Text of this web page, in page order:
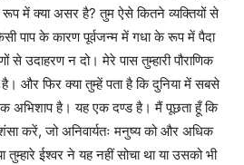
में क्या असर है? तुम ऐसे कितने व्यक्तियों से
पाप के कारण पूर्वजन्म में गधा के रूप में पैदा
उदाहरण न दो। मेरे पास तुम्हारी पौराणिक
और फिर क्या तुम्हें पता है कि दुनिया में सबसे
एक अभिशाप है। यह एक दण्ड है। मैं पूछता हूँ कि
करें, जो अनिवार्यतः मनुष्य को और अधिक
ईश्वर ने यह नहीं सोचा था या उसको भी